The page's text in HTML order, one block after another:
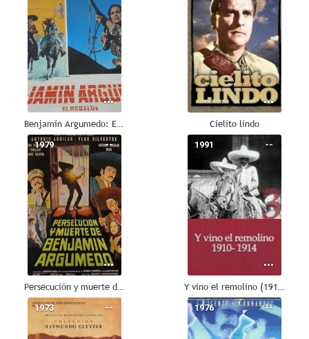
Benjamín Argumedo: El rebelde Cielito lindo
--
1979
Persecución y muerte de Benjamín Argumedo
--
1991
Y vino el remolino (1910-1914)
--
1973 --
1976